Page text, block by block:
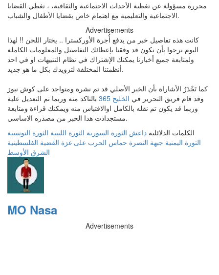
محررة مسؤولة عن تغطية الأحداث الاجتماعية والثقافية، ، تغطي القضايا
الاجتماعية والتعليمية مع اهتمام خاص بقضايا الأطفال والشباب.
Advertisements
كانت هذه تفاصيل خبر من يدفع أُجرة الأوركسترا .. يختار اللحن !! لهذا
اليوم نرجوا بأن نكون قد وفقنا بإعطائك التفاصيل والمعلومات الكاملة
ولمتابعة جميع أخبارنا يمكنك الإشتراك في نظام التنبيهات او في احد
أنظمتنا المختلفة لتزويدك بكل ما هو جديد.
كما تَجْدَرُ الأشاراة بأن الخبر الأصلي قد تم نشرة ومتواجد على كوش نيوز
وقد قام فريق التحرير في الخليج 365
بالتاكد منه وربما تم التعديل علية
وربما قد يكون تم نقله بالكامل اوالاقتباس منه ويمكنك قراءة ومتابعة
مستجدادت هذا الخبر من مصدره الاساسي.
الكلمات الدلائليه داعش الثورة السورية الثورة الليبية الثورة التونسية
الثورة اليمنية جبهة النصرة حماس الحرب على غزة القضية الفلسطينية
الشرق الأوسط
MO Nasa
Advertisements